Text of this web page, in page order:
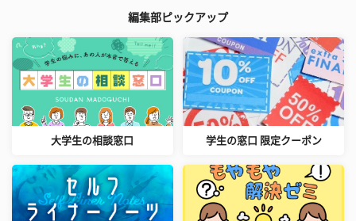
編集部ピックアップ
大学生の相談窓口 学生の窓口 限定クーポン